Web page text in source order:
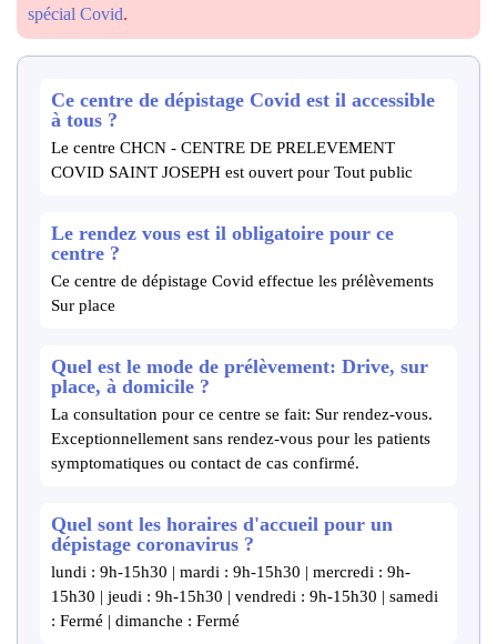
spécial Covid.
Ce centre de dépistage Covid est il accessible
à tous ?
Le centre CHCN - CENTRE DE PRELEVEMENT
COVID SAINT JOSEPH est ouvert pour Tout public
Le rendez vous est il obligatoire pour ce
centre ?
Ce centre de dépistage Covid effectue les prélèvements
Sur place
Quel est le mode de prélèvement: Drive, sur
place, à domicile ?
La consultation pour ce centre se fait: Sur rendez-vous.
Exceptionnellement sans rendez-vous pour les patients
symptomatiques ou contact de cas confirmé.
Quel sont les horaires d'accueil pour un
dépistage coronavirus ?
lundi : 9h-15h30 | mardi : 9h-15h30 | mercredi : 9h-
15h30 | jeudi : 9h-15h30 | vendredi : 9h-15h30 | samedi
: Fermé | dimanche : Fermé